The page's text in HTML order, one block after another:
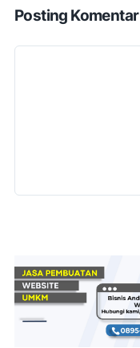
Posting Komentar